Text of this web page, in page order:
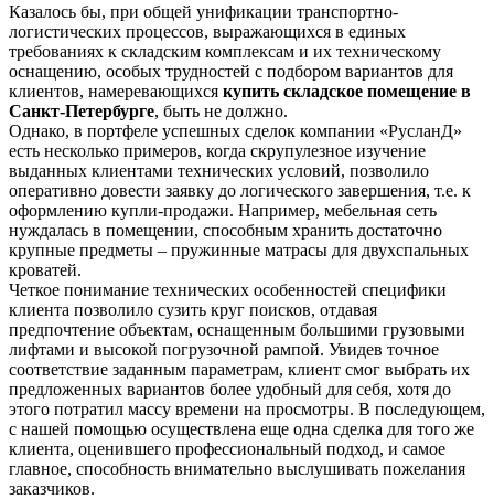
Казалось бы, при общей унификации транспортно-
логистических процессов, выражающихся в единых
требованиях к складским комплексам и их техническому
оснащению, особых трудностей с подбором вариантов для
клиентов, намеревающихся купить складское помещение в
Санкт-Петербурге, быть не должно.
Однако, в портфеле успешных сделок компании «РусланД»
есть несколько примеров, когда скрупулезное изучение
выданных клиентами технических условий, позволило
оперативно довести заявку до логического завершения, т.е. к
оформлению купли-продажи. Например, мебельная сеть
нуждалась в помещении, способным хранить достаточно
крупные предметы – пружинные матрасы для двухспальных
кроватей.
Четкое понимание технических особенностей специфики
клиента позволило сузить круг поисков, отдавая
предпочтение объектам, оснащенным большими грузовыми
лифтами и высокой погрузочной рампой. Увидев точное
соответствие заданным параметрам, клиент смог выбрать их
предложенных вариантов более удобный для себя, хотя до
этого потратил массу времени на просмотры. В последующем,
с нашей помощью осуществлена еще одна сделка для того же
клиента, оценившего профессиональный подход, и самое
главное, способность внимательно выслушивать пожелания
заказчиков.